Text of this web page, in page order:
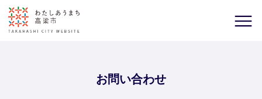
お問い合わせ